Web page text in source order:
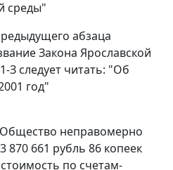
среды"
абзаца
Закона Ярославской
З следует читать: "Об
год"
неправомерно
870 661 рубль 86 копеек
по счетам-